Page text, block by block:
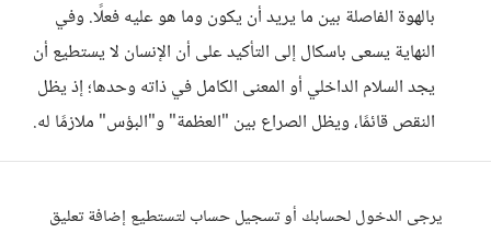
بالهوة الفاصلة بين ما يريد أن يكون وما هو عليه فعلًا. وفي
النهاية يسعى باسكال إلى التأكيد على أن الإنسان لا يستطيع أن
يجد السلام الداخلي أو المعنى الكامل في ذاته وحدها؛ إذ يظل
النقص قائمًا، ويظل الصراع بين "العظمة" و"البؤس" ملازمًا له.
يرجى الدخول لحسابك أو تسجيل حساب لتستطيع إضافة تعليق